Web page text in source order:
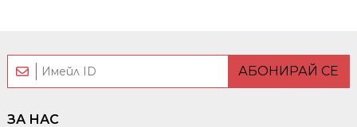
АБОНИРАЙ СЕ
ЗА НАС